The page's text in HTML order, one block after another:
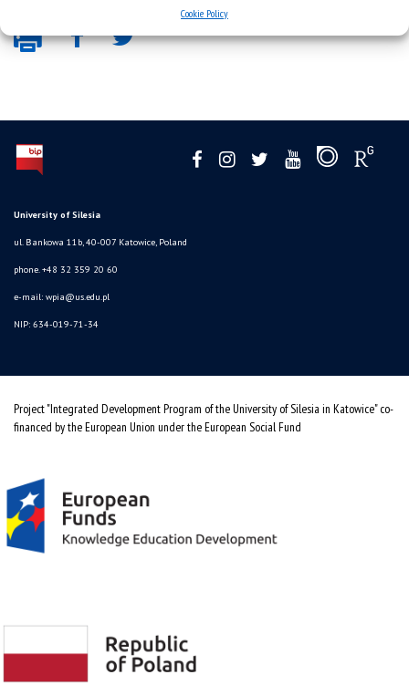
Cookie Policy
University of Silesia
ul. Bankowa 11b, 40-007 Katowice, Poland
phone. +48 32 359 20 60
e-mail: wpia@us.edu.pl
NIP: 634-019-71-34
Project "Integrated Development Program of the University of Silesia in Katowice" co-
financed by the European Union under the European Social Fund